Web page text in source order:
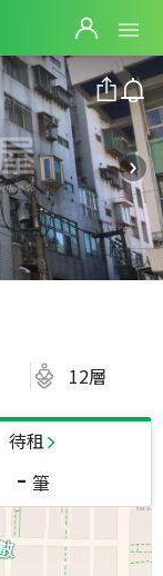
12層
待租
- 筆